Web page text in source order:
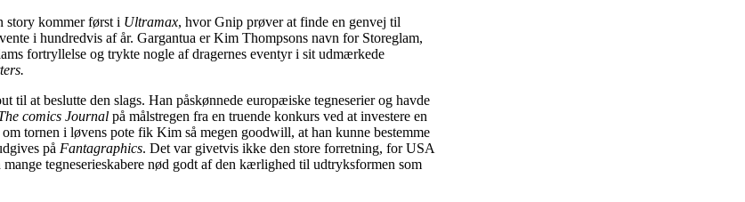
story kommer først i Ultramax, hvor Gnip prøver at finde en genvej til
i hundredvis af år. Gargantua er Kim Thompsons navn for Storeglam,
fortryllelse og trykte nogle af dragernes eventyr i sit udmærkede
til at beslutte den slags. Han påskønnede europæiske tegneserier og havde
comics Journalpå målstregen fra en truende konkurs ved at investere en
tornen i løvens pote fik Kim så megen goodwill, at han kunne bestemme
på Fantagraphics. Det var givetvis ikke den store forretning, for USA
mange tegneserieskabere nød godt af den kærlighed til udtryksformen som